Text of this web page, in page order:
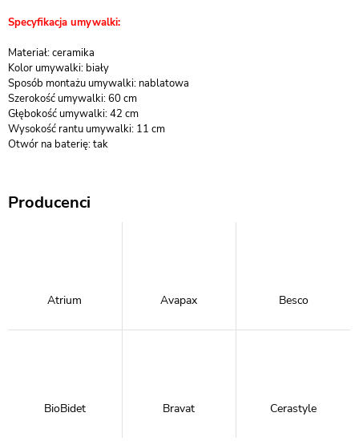
Specyfikacja umywalki:
Materiał: ceramika
Kolor umywalki: biały
Sposób montażu umywalki: nablatowa
Szerokość umywalki: 60 cm
Głębokość umywalki: 42 cm
Wysokość rantu umywalki: 11 cm
Otwór na baterię: tak
Producenci
Atrium Avapax Besco
BioBidet Bravat Cerastyle